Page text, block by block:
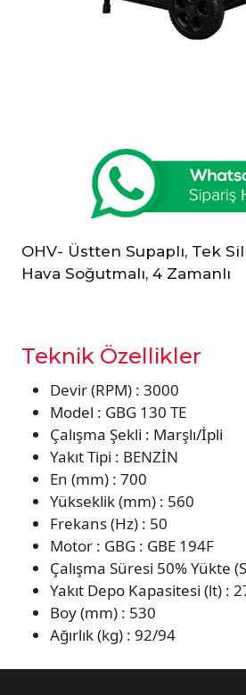
OHV- Üstten Supaplı, Tek
Hava Soğutmalı, 4 Zamanlı
Teknik Özellikler
Devir (RPM) : 3000
Model : GBG 130 TE
Çalışma Şekli : Marşlı/İpli
Yakıt Tipi : BENZİN
En (mm) : 700
Yükseklik (mm) : 560
Frekans (Hz) : 50
Motor : GBG : GBE 194F
Çalışma Süresi 50% Yükte
Yakıt Depo Kapasitesi (lt) :
Boy (mm) : 530
Ağırlık (kg) : 92/94